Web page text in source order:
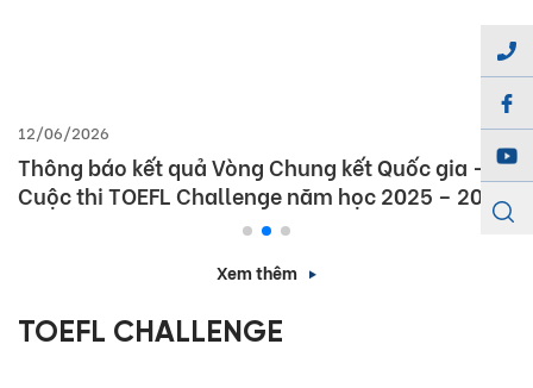
12/06/2026
Thông báo kết quả Vòng Chung kết Quốc gia –
Cuộc thi TOEFL Challenge năm học 2025 – 2026
Xem thêm
TOEFL CHALLENGE